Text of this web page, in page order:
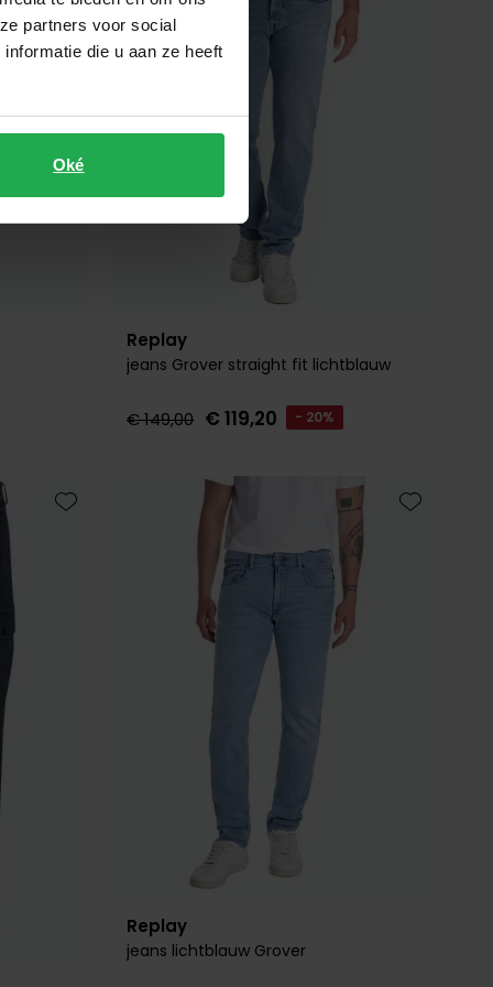
partners voor social
die u aan ze heeft
Oké
Replay
jeans Grover straight fit lichtblauw
€ 149,00 € 119,20 - 20%
Toevoegen aan favorieten
Replay
jeans lichtblauw Grover